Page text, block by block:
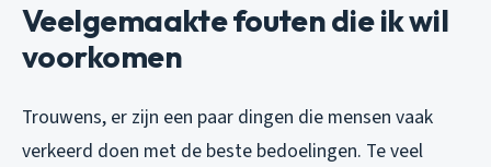
Veelgemaakte fouten die ik wil
voorkomen
Trouwens, er zijn een paar dingen die mensen vaak
verkeerd doen met de beste bedoelingen. Te veel